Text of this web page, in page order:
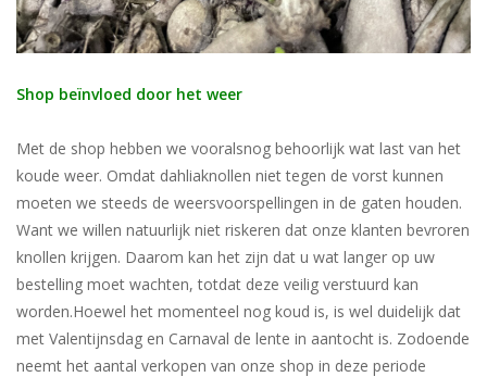
Shop beïnvloed door het weer
Met de shop hebben we vooralsnog behoorlijk wat last van het
koude weer. Omdat dahliaknollen niet tegen de vorst kunnen
moeten we steeds de weersvoorspellingen in de gaten houden.
Want we willen natuurlijk niet riskeren dat onze klanten bevroren
knollen krijgen. Daarom kan het zijn dat u wat langer op uw
bestelling moet wachten, totdat deze veilig verstuurd kan
worden.Hoewel het momenteel nog koud is, is wel duidelijk dat
met Valentijnsdag en Carnaval de lente in aantocht is. Zodoende
neemt het aantal verkopen van onze shop in deze periode